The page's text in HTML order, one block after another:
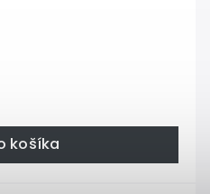
košíka